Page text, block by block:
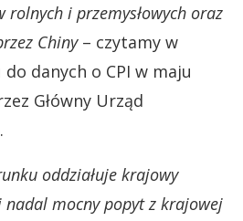
rolnych i przemysłowych oraz
Chiny– czytamy w
danych o CPI w maju
Główny Urząd
oddziałuje krajowy
mocny popyt z krajowej